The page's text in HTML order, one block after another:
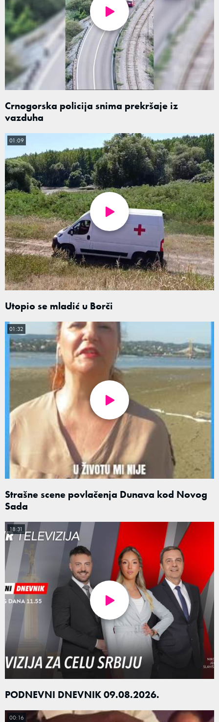
Crnogorska policija snima prekršaje iz
vazduha
Utopio se mladić u Borči
01:09
Strašne scene povlačenja Dunava kod Novog
Sada
01:32
PODNEVNI DNEVNIK 09.08.2026.
18:31
00:16